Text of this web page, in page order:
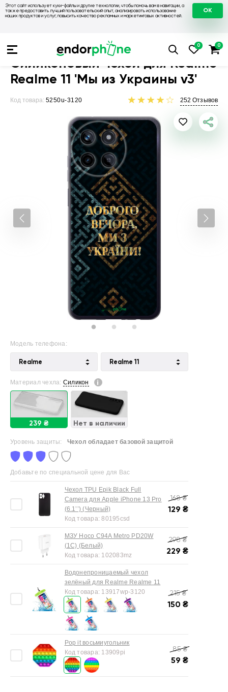
Этот сайт использует куки-файлы и другие технологии, чтобы помочь вам в навигации, а
также предоставить лучший пользовательский опыт, анализировать использование
наших продуктов и услуг, повысить качество рекламных и маркетинговых активностей.
OK
Чехлы на Realme Чехол для Realme
Силиконовый чехол для Realme
Realme 11 'Мы из Украины v3'
Код товара: 5250u-3120 252 Отзывов
Модель телефона:
Realme Realme 11
Материал чехла: Силикон
239 ₴ Нет в наличии
Уровень защиты: Чехол обладает базовой защитой
Добавьте по специальной цене для Вас
Чехол TPU Epik Black Full
Camera для Apple iPhone 13 Pro
(6.1’’) (Черный)
Код товара:80195csd
168₴
129 ₴
МЗУ Hoco C94A Metro PD20W
(1C) (Белый)
Код товара: 102083mz
298₴
229 ₴
Водонепроницаемый чехол
зелёный для Realme Realme 11
Код товара: 13917wp-3120 215₴
150 ₴
Pop it восьмиугольник
Код товара: 13909pi 85₴
59 ₴